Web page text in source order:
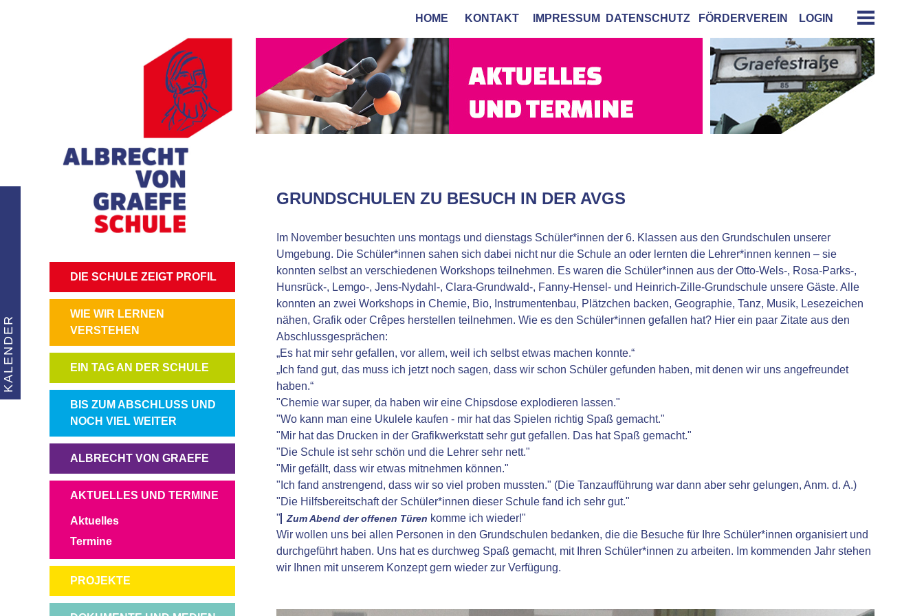
KALENDER
HOME KONTAKT IMPRESSUM DATENSCHUTZ FÖRDERVEREIN LOGIN
GRUNDSCHULEN ZU BESUCH IN DER AVGS
Im November besuchten uns montags und dienstags Schüler*innen der 6. Klassen aus den Grundschulen unserer
Umgebung. Die Schüler*innen sahen sich dabei nicht nur die Schule an oder lernten die Lehrer*innen kennen – sie
konnten selbst an verschiedenen Workshops teilnehmen. Es waren die Schüler*innen aus der Otto-Wels-, Rosa-Parks-,
Hunsrück-, Lemgo-, Jens-Nydahl-, Clara-Grundwald-, Fanny-Hensel- und Heinrich-Zille-Grundschule unsere Gäste. Alle
konnten an zwei Workshops in Chemie, Bio, Instrumentenbau, Plätzchen backen, Geographie, Tanz, Musik, Lesezeichen
nähen, Grafik oder Crêpes herstellen teilnehmen. Wie es den Schüler*innen gefallen hat? Hier ein paar Zitate aus den
Abschlussgesprächen:
„Es hat mir sehr gefallen, vor allem, weil ich selbst etwas machen konnte.“
„Ich fand gut, das muss ich jetzt noch sagen, dass wir schon Schüler gefunden haben, mit denen wir uns angefreundet
haben.“
"Chemie war super, da haben wir eine Chipsdose explodieren lassen."
"Wo kann man eine Ukulele kaufen - mir hat das Spielen richtig Spaß gemacht."
"Mir hat das Drucken in der Grafikwerkstatt sehr gut gefallen. Das hat Spaß gemacht."
"Die Schule ist sehr schön und die Lehrer sehr nett."
"Mir gefällt, dass wir etwas mitnehmen können."
"Ich fand anstrengend, dass wir so viel proben mussten." (Die Tanzaufführung war dann aber sehr gelungen, Anm. d. A.)
"Die Hilfsbereitschaft der Schüler*innen dieser Schule fand ich sehr gut."
"
Zum Abend der offenen Türen komme ich wieder!"
Wir wollen uns bei allen Personen in den Grundschulen bedanken, die die Besuche für Ihre Schüler*innen organisiert und
durchgeführt haben. Uns hat es durchweg Spaß gemacht, mit Ihren Schüler*innen zu arbeiten. Im kommenden Jahr stehen
wir Ihnen mit unserem Konzept gern wieder zur Verfügung.
NAVIGATION
ÜBERSPRINGEN
DIE SCHULE ZEIGT PROFIL
NAVIGATION
ÜBERSPRINGEN
WIE WIR LERNEN
VERSTEHEN
NAVIGATION
ÜBERSPRINGEN
EIN TAG AN DER SCHULE
NAVIGATION
ÜBERSPRINGEN
BIS ZUM ABSCHLUSS UND
NOCH VIEL WEITER
NAVIGATION
ÜBERSPRINGEN
ALBRECHT VON GRAEFE
NAVIGATION
AKTUELLES UND TERMINE
Aktuelles
Termine
NAVIGATION
ÜBERSPRINGEN
PROJEKTE